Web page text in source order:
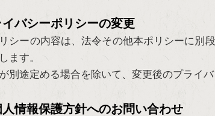
イバシーポリシーの変更
シーの内容は、法令その他本ポリシーに別
ます。
別途定める場合を除いて、変更後のプライ
人情報保護方針へのお問い合わせ